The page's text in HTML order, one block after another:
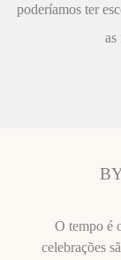
poderíamos ter
as
O tempo é
celebrações